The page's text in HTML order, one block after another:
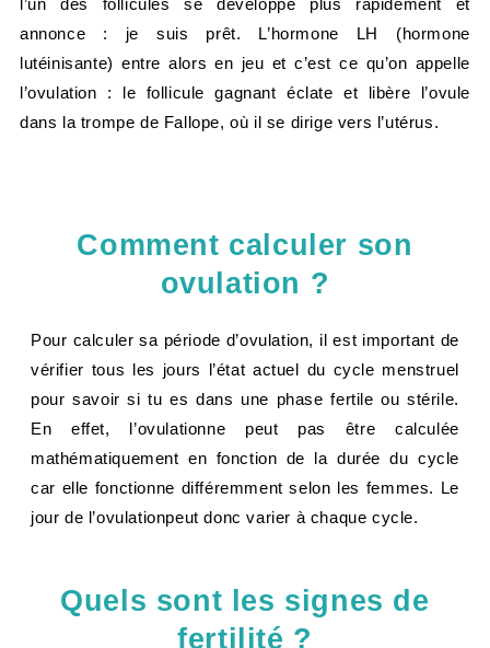
l’un des follicules se développe plus rapidement et
annonce : je suis prêt. L’hormone LH (hormone
lutéinisante) entre alors en jeu et c’est ce qu’on appelle
l’ovulation : le follicule gagnant éclate et libère l’ovule
dans la trompe de Fallope, où il se dirige vers l’utérus.
Comment calculer son
ovulation ?
Pour calculer sa période d’ovulation, il est important de
vérifier tous les jours l’état actuel du cycle menstruel
pour savoir si tu es dans une phase fertile ou stérile.
En effet, l’ovulationne peut pas être calculée
mathématiquement en fonction de la durée du cycle
car elle fonctionne différemment selon les femmes. Le
jour de l’ovulationpeut donc varier à chaque cycle.
Quels sont les signes de
fertilité ?